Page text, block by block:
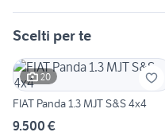
Scelti per te
20
FIAT Panda 1.3 MJT S&S 4x4
9.500 €